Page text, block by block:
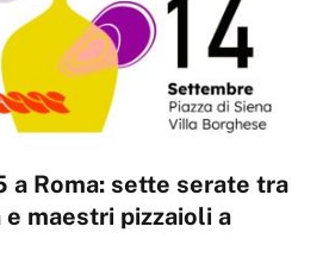
a Roma: sette serate tra
maestri pizzaioli a